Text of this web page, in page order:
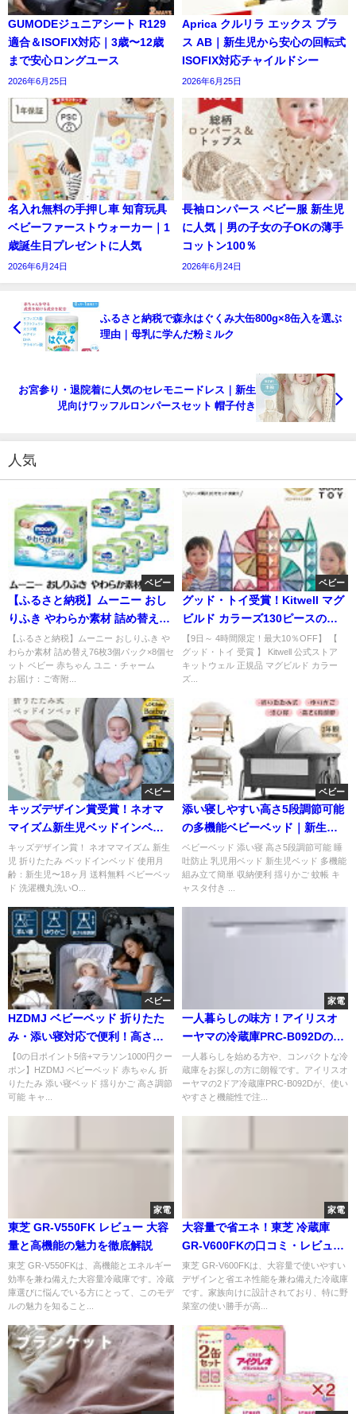
GUMODEジュニアシート R129
適合＆ISOFIX対応｜3歳〜12歳
まで安心ロングユース
2026年6月25日
Aprica クルリラ エックス プラ
ス AB｜新生児から安心の回転式
ISOFIX対応チャイルドシー
2026年6月25日
名入れ無料の手押し車 知育玩具
ベビーファーストウォーカー｜1
歳誕生日プレゼントに人気
2026年6月24日
長袖ロンパース ベビー服 新生児
に人気｜男の子女の子OKの薄手
コットン100％
2026年6月24日
ふるさと納税で森永はぐくみ大缶800g×8缶入を選ぶ
理由｜母乳に学んだ粉ミルク
お宮参り・退院着に人気のセレモニードレス｜新生
児向けワッフルロンパースセット 帽子付き
人気
ベビー
【ふるさと納税】ムーニー おし
りふき やわらか素材 詰め替え76
枚3個パック×8個セットの魅力
【ふるさと納税】ムーニー おしりふき や
わらか素材 詰め替え76枚3個パック×8個セ
ット ベビー 赤ちゃん ユニ・チャーム
お届け：ご寄附...
ベビー
グッド・トイ受賞！Kitwell マグ
ビルド カラーズ130ピースの魅
力とは
【9日～ 4時間限定！最大10％OFF】 【
グッド・トイ 受賞 】 Kitwell 公式ストア
キットウェル 正規品 マグビルド カラー
ズ...
ベビー
キッズデザイン賞受賞！ネオマ
マイズム新生児ベッドインベッ
ドの魅力
キッズデザイン賞！ ネオママイズム 新生
児 折りたたみ ベッドインベッド 使用月
齢：新生児〜18ヶ月 送料無料 ベビーベッ
ド 洗濯機丸洗いO...
ベビー
添い寝しやすい高さ5段調節可能
の多機能ベビーベッド｜新生児
から24ヶ月まで活躍
ベビーベッド 添い寝 高さ5段調節可能 睡
吐防止 乳児用ベッド 新生児ベッド 多機能
組み立て簡単 収納便利 揺りかご 蚊帳 キ
ャスタ付き ...
ベビー
HZDMJ ベビーベッド 折りたた
み・添い寝対応で便利！高さ調
節＆揺りかご付き人気モデル
【0の日ポイント5倍+マラソン1000円クー
ポン】HZDMJ ベビーベッド 赤ちゃん 折
りたたみ 添い寝ベッド 揺りかご 高さ調節
可能 キャ...
家電
一人暮らしの味方！アイリスオ
ーヤマの冷蔵庫PRC-B092Dの魅
力と注意点を徹底解説
一人暮らしを始める方や、コンパクトな冷
蔵庫をお探しの方に朗報です。アイリスオ
ーヤマの2ドア冷蔵庫PRC-B092Dが、使い
やすさと機能性で注...
家電
東芝 GR-V550FK レビュー 大容
量と高機能の魅力を徹底解説
東芝 GR-V550FKは、高機能とエネルギー
効率を兼ね備えた大容量冷蔵庫です。冷蔵
庫選びに悩んでいる方にとって、このモデ
ルの魅力を知ること...
家電
大容量で省エネ！東芝 冷蔵庫
GR-V600FKの口コミ・レビュー
総まとめ
東芝 GR-V600FKは、大容量で使いやすい
デザインと省エネ性能を兼ね備えた冷蔵庫
です。家族向けに設計されており、特に野
菜室の使い勝手が高...